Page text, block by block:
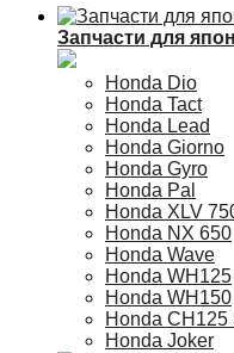
Запчасти для
Honda Dio
Honda Tact
Honda Lead
Honda Giorno
Honda Gyro
Honda Pal
Honda XLV
Honda NX 650
Honda Wave
Honda WH125
Honda WH150
Honda CH125
Honda Joker